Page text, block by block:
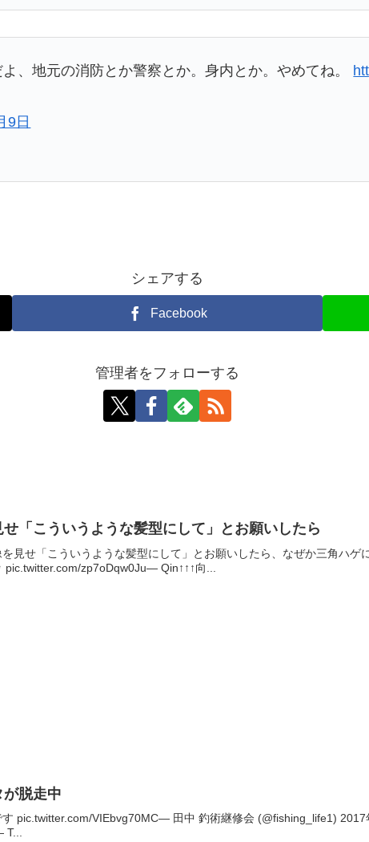
、地元の消防とか警察とか。身内とか。やめてね。
9日
シェアする
Facebook
管理者をフォローする
「こういうような髪型にして」とお願いしたら
見せ「こういうような髪型にして」とお願いしたら、なぜか三角ハ
zp7oDqw0Ju— Qin↑↑↑向...
が脱走中
pic.twitter.com/VIEbvg70MC— 田中 釣術継修会 (@fishing_life1)